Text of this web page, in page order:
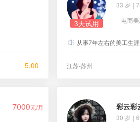
5.00
3天试用
33 岁 |
电商
从事7年左右的美工生涯。擅长各种
江苏-苏州
7000元/月
彩云彩
30 岁 |